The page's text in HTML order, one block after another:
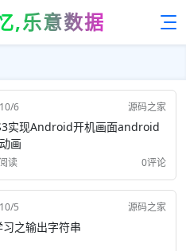
,乐意数据
6 源码之家
实现Android开机画面android
画
读 0评论
5 源码之家
之输出字符串